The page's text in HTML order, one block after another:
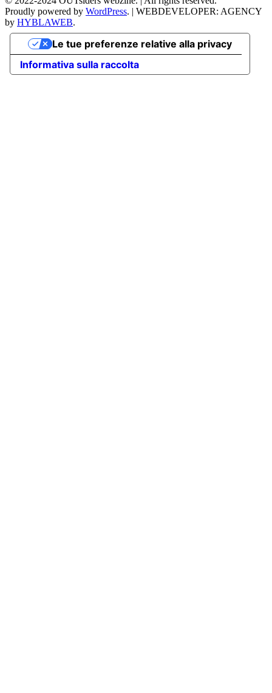
Proudly powered by WordPress. | WEBDEVELOPER: AGENCY
by HYBLAWEB.
Informativa sulla raccolta
Le tue preferenze relative alla privacy